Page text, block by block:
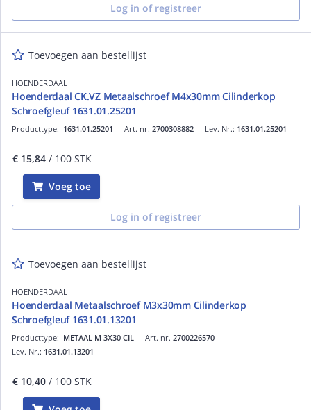
Log in of registreer
Toevoegen aan bestellijst
HOENDERDAAL
Hoenderdaal CK.VZ Metaalschroef M4x30mm Cilinderkop
Schroefgleuf 1631.01.25201
Art. nr. 2700308882
Producttype: 1631.01.25201 Lev. Nr.: 1631.01.25201
€ 15,84 / 100 STK
Voeg toe
Log in of registreer
Toevoegen aan bestellijst
HOENDERDAAL
Hoenderdaal Metaalschroef M3x30mm Cilinderkop
Schroefgleuf 1631.01.13201
Art. nr. 2700226570
Producttype: METAAL M 3X30 CIL
Lev. Nr.: 1631.01.13201
€ 10,40 / 100 STK